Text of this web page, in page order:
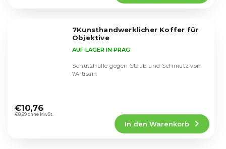
7Kunsthandwerklicher Koffer für
Objektive
durchschnittliche
Produktbewertung
AUF LAGER IN PRAG
€8,89 ohne MwSt.
€10,76
In den Warenkorb
Schutzhülle gegen Staub und Schmutz von
7Artisan.